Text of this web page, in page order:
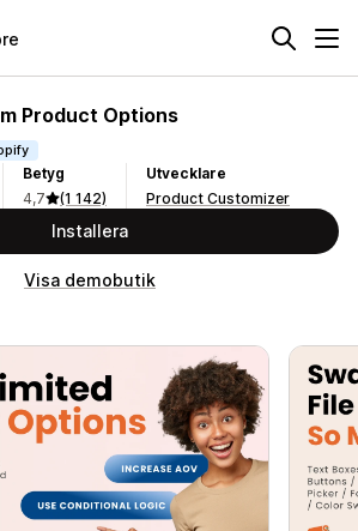
Product Options
Betyg
4,7
(1 142)
Utvecklare
Product Customizer
Installera
Visa demobutik